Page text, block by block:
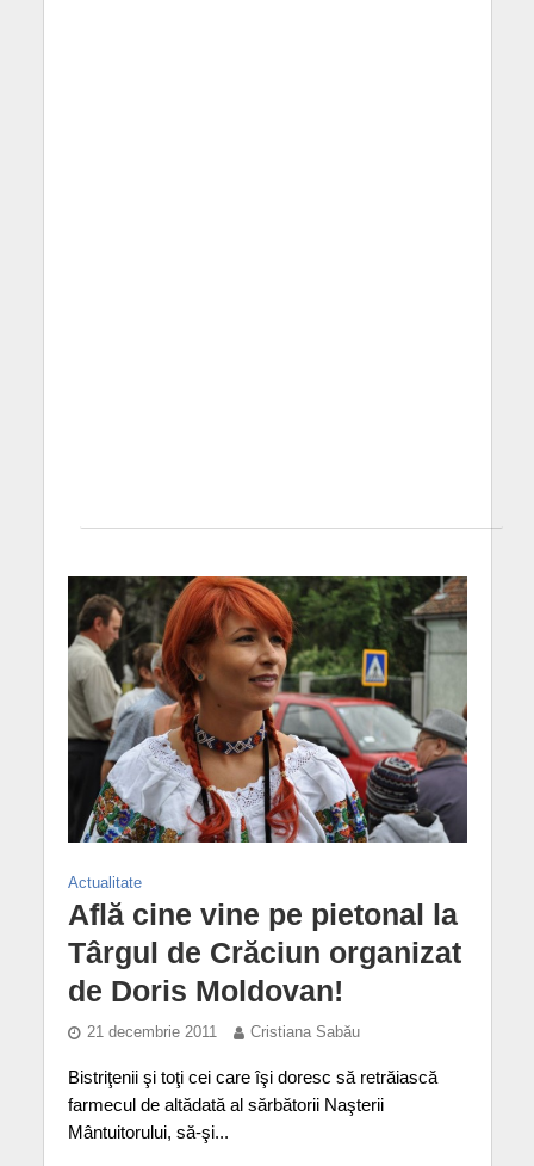
Actualitate
Află cine vine pe pietonal la
Târgul de Crăciun organizat
de Doris Moldovan!
21 decembrie 2011 Cristiana Sabău
Bistriţenii şi toţi cei care îşi doresc să retrăiască
farmecul de altădată al sărbătorii Naşterii
Mântuitorului, să-şi...